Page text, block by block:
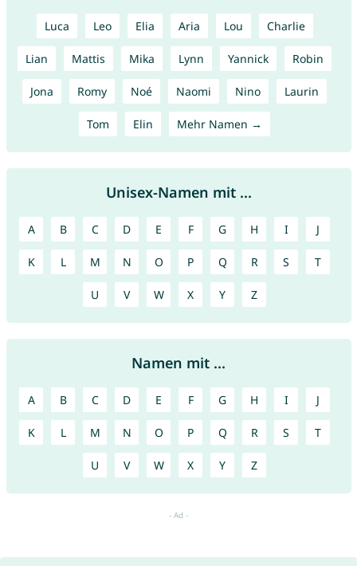
Luca Leo Elia Aria Lou Charlie
Lian Mattis Mika Lynn Yannick Robin
Jona Romy Noé Naomi Nino Laurin
Tom Elin Mehr Namen →
Unisex-Namen mit ...
A B C D E F G H I J
K L M N O P Q R S T
U V W X Y Z
Namen mit ...
A B C D E F G H I J
K L M N O P Q R S T
U V W X Y Z